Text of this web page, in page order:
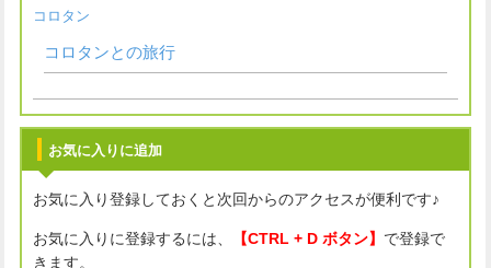
コロタン
コロタンとの旅行
お気に入りに追加
お気に入り登録しておくと次回からのアクセスが便利です♪
お気に入りに登録するには、 【CTRL + D ボタン】 で登録で
きます。